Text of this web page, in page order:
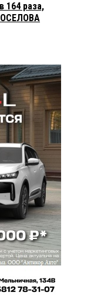
в
за счет
я уважаю всех
не нужен!!!
не свести
воры и
русская
молиться он и лоб
будет чтобы о
164 раза,